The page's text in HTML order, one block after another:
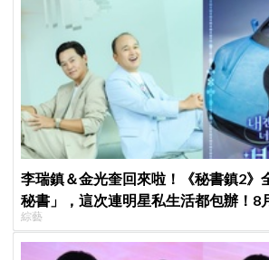
李瑞鎮＆金光奎回來啦！《秘書鎮2》
秘書」，這次連明星私生活都包辦！8
綜藝